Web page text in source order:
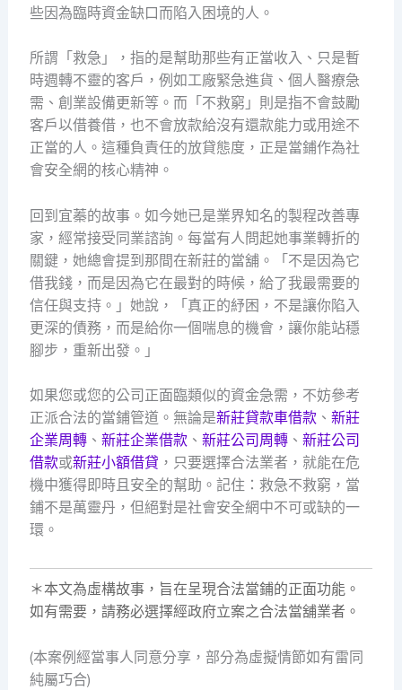
些因為臨時資金缺口而陷入困境的人。
所謂「救急」，指的是幫助那些有正當收入、只是暫
時週轉不靈的客戶，例如工廠緊急進貨、個人醫療急
需、創業設備更新等。而「不救窮」則是指不會鼓勵
客戶以借養借，也不會放款給沒有還款能力或用途不
正當的人。這種負責任的放貸態度，正是當鋪作為社
會安全網的核心精神。
回到宜蓁的故事。如今她已是業界知名的製程改善專
家，經常接受同業諮詢。每當有人問起她事業轉折的
關鍵，她總會提到那間在新莊的當舖。「不是因為它
借我錢，而是因為它在最對的時候，給了我最需要的
信任與支持。」她說，「真正的紓困，不是讓你陷入
更深的債務，而是給你一個喘息的機會，讓你能站穩
腳步，重新出發。」
如果您或您的公司正面臨類似的資金急需，不妨參考
正派合法的當鋪管道。無論是新莊貸款車借款、 新莊
企業周轉、 新莊企業借款、 新莊公司周轉、 新莊公司
借款或新莊小額借貸 ，只要選擇合法業者，就能在危
機中獲得即時且安全的幫助。記住：救急不救窮，當
鋪不是萬靈丹，但絕對是社會安全網中不可或缺的一
環。
＊本文為虛構故事，旨在呈現合法當鋪的正面功能。
如有需要，請務必選擇經政府立案之合法當舖業者。
(本案例經當事人同意分享，部分為虛擬情節如有雷同
純屬巧合)